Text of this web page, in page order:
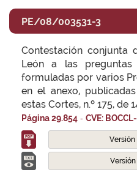
PE/08/003531-3
Contestación conjunta
León a las preguntas
formuladas por varios
en el anexo,
estas Cortes, n.º 175, de
Página 29.854 - CVE:
Versión
Versión